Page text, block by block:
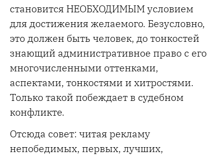
становится НЕОБХОДИМЫМ условием
для достижения желаемого. Безусловно,
это должен быть человек, до тонкостей
знающий административное право с его
многочисленными оттенками,
аспектами, тонкостями и хитростями.
Только такой побеждает в судебном
конфликте.
Отсюда совет: читая рекламу
непобедимых, первых, лучших,